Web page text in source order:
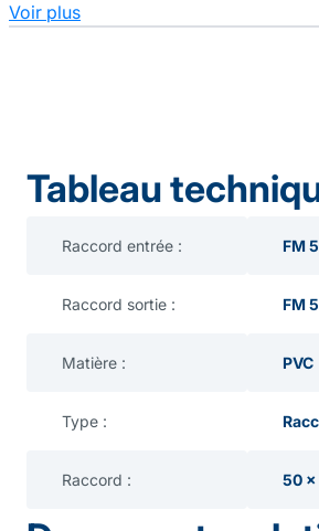
Voir plus
Tableau
Raccord entrée : FM
Raccord sortie : FM
Matière : PVC
Type :
Raccord : 50 x